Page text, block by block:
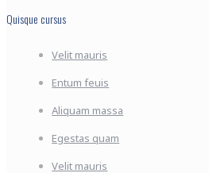
Quisque cursus
Velit mauris
Entum feuis
Aliquam massa
Egestas quam
Velit mauris